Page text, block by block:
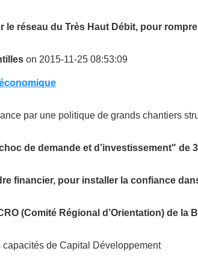
le réseau du Très Haut Débit, pour
on 2015-11-25 08:53:09
par une politique de grands chantiers
de demande et d’investissement" de
financier, pour installer la confiance
(Comité Régional d’Orientation) de la
capacités de Capital Développement